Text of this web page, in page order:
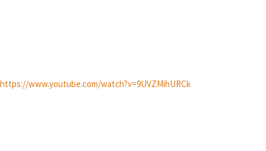
https://www.youtube.com/watch?v=9UVZMihURCk